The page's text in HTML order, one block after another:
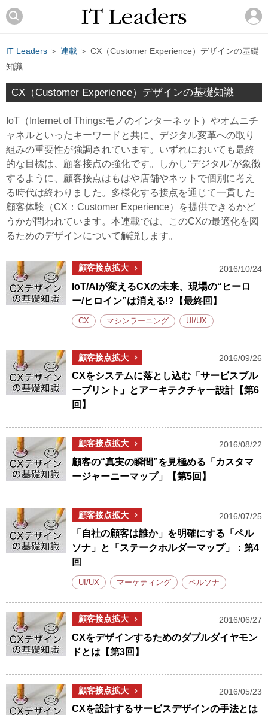
IT Leaders ＞ 連載 ＞ CX（Customer Experience）デザインの基礎
知識
CX（Customer Experience）デザインの基礎知識
IoT（Internet of Things:モノのインターネット）やオムニチ
ャネルといったキーワードと共に、デジタル変革への取り
組みの重要性が強調されています。いずれにおいても最終
的な目標は、顧客接点の強化です。しかし“デジタル”が象徴
するように、顧客接点はもはや店舗やネットで個別に考え
る時代は終わりました。多様化する接点を通じて一貫した
顧客体験（CX：Customer Experience）を提供できるかど
うかが問われています。本連載では、このCXの最適化を図
るためのデザインについて解説します。
顧客接点拡大 2016/10/24
IoT/AIが変えるCXの未来、現場の“ヒーロ
ー/ヒロイン”は消える!?【最終回】
CX マシンラーニング UI/UX
顧客接点拡大 2016/09/26
CXをシステムに落とし込む「サービスブル
ープリント」とアーキテクチャー設計【第6
回】
顧客接点拡大 2016/08/22
顧客の“真実の瞬間”を見極める「カスタマ
ージャーニーマップ」【第5回】
顧客接点拡大 2016/07/25
「自社の顧客は誰か」を明確にする「ペル
ソナ」と「ステークホルダーマップ」：第4
回
UI/UX マーケティング ペルソナ
顧客接点拡大 2016/06/27
CXをデザインするためのダブルダイヤモン
ドとは【第3回】
顧客接点拡大 2016/05/23
CXを設計するサービスデザインの手法とは